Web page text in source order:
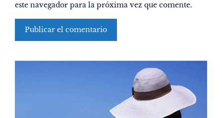
este navegador para la próxima vez que comente.